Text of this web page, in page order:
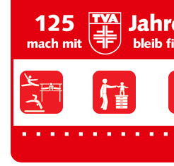
TV 1894 Auersmacher